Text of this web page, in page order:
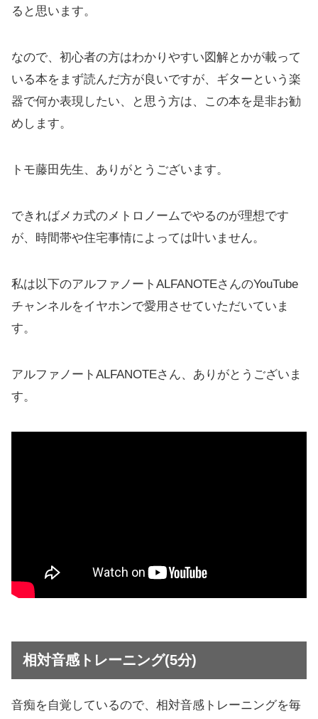
ると思います。
なので、初心者の方はわかりやすい図解とかが載って
いる本をまず読んだ方が良いですが、ギターという楽
器で何か表現したい、と思う方は、この本を是非お勧
めします。
トモ藤田先生、ありがとうございます。
できればメカ式のメトロノームでやるのが理想です
が、時間帯や住宅事情によっては叶いません。
私は以下のアルファノートALFANOTEさんのYouTube
チャンネルをイヤホンで愛用させていただいていま
す。
アルファノートALFANOTEさん、ありがとうございま
す。
相対音感トレーニング(5分)
音痴を自覚しているので、相対音感トレーニングを毎